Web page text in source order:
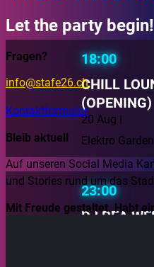
18:00
CHILL
(OPENING)
20 Aug |
Elektro Garden
23:00
DJ PEA
Let the party begin!
Fragen?
info@stafe26.ch
Kontaktformular
Bleib aktuell
Auf unseren Social Media
und Stories rund um das
Mit Freude gestaltet. Habt